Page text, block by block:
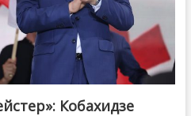
Dream
Кобахидзе